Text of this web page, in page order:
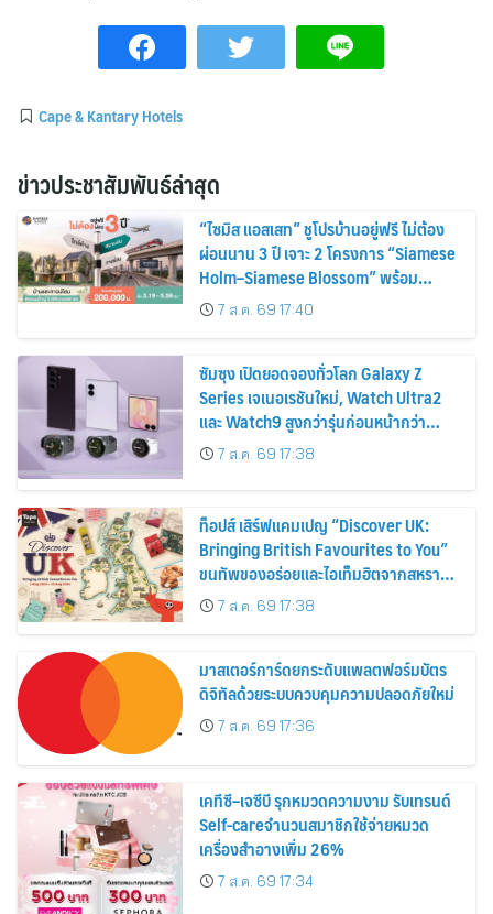
Cape & Kantary Hotels
ข่าวประชาสัมพันธ์ล่าสุด
“ไซมิส แอสเสท” ชูโปรบ้านอยู่ฟรี ไม่ต้อง
ผ่อนนาน 3 ปี เจาะ 2 โครงการ “Siamese
Holm–Siamese Blossom” พร้อม
ส่วนลดและสิทธิพิเศษถึง 31 สิงหาคม
2569
7 ส.ค. 69 17:40
ซัมซุง เปิดยอดจองทั่วโลก Galaxy Z
Series เจเนอเรชันใหม่, Watch Ultra2
และ Watch9 สูงกว่ารุ่นก่อนหน้ากว่า
30%7 ส.ค. 69 17:38
ท็อปส์ เสิร์ฟแคมเปญ “Discover UK:
Bringing British Favourites to You”
ขนทัพของอร่อยและไอเท็มฮิตจากสหราช
อาณาจักร ส่งตรงถึงมือตั้งแต่วันนี้ – 18
สิงหาคมนี้
7 ส.ค. 69 17:38
มาสเตอร์การ์ดยกระดับแพลตฟอร์มบัตร
ดิจิทัลด้วยระบบควบคุมความปลอดภัยใหม่
7 ส.ค. 69 17:36
เคทีซี–เจซีบี รุกหมวดความงาม รับเทรนด์
Self-careจำนวนสมาชิกใช้จ่ายหมวด
เครื่องสำอางเพิ่ม 26%
7 ส.ค. 69 17:34